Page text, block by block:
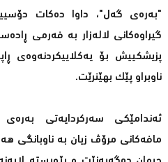
"بەرەی گەل"، داوا دەكات
گیراوەكانی لالەزار بە فەرمی
پزیشكییش بۆ یەكلاییكردنەوەی
ناوبراو پێك بهێنرێت.
ئەندامێكی سەركردایەتی بەرەی
مافەكانی مرۆڤ زیان بە ناوبانگی